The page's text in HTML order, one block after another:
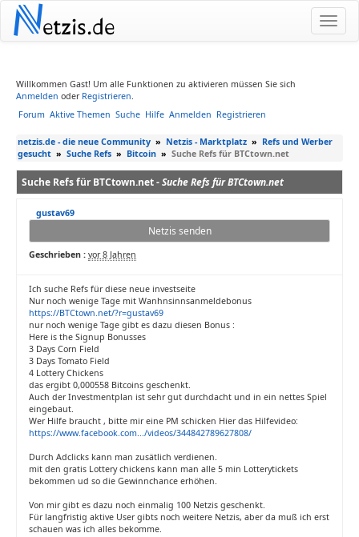
Netzis.de
Willkommen Gast! Um alle Funktionen zu aktivieren müssen Sie sich
Anmelden oder Registrieren.
Forum Aktive Themen Suche Hilfe Anmelden Registrieren
netzis.de - die neue Community » Netzis - Marktplatz » Refs und Werber
gesucht » Suche Refs » Bitcoin » Suche Refs für BTCtown.net
Suche Refs für BTCtown.net -Suche Refs für BTCtown.net
gustav69
Netzis senden
Geschrieben : vor 8 Jahren
Ich suche Refs für diese neue investseite
Nur noch wenige Tage mit Wanhnsinnsanmeldebonus
https://BTCtown.net/?r=gustav69
nur noch wenige Tage gibt es dazu diesen Bonus :
Here is the Signup Bonusses
3 Days Corn Field
3 Days Tomato Field
4 Lottery Chickens
das ergibt 0,000558 Bitcoins geschenkt.
Auch der Investmentplan ist sehr gut durchdacht und in ein nettes Spiel
eingebaut.
Wer Hilfe braucht , bitte mir eine PM schicken Hier das Hilfevideo:
https://www.facebook.com.../videos/344842789627808/
Durch Adclicks kann man zusätlich verdienen.
mit den gratis Lottery chickens kann man alle 5 min Lotterytickets
bekommen ud so die Gewinnchance erhöhen.
Von mir gibt es dazu noch einmalig 100 Netzis geschenkt.
Für langfristig aktive User gibts noch weitere Netzis, aber da muß ich erst
schauen was ich alles bekomme.